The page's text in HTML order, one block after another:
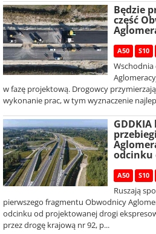
Będzie
część
A50 S10
Wschodnia
w fazę projektową. Drogowcy
wykonanie prac, w tym wyznaczenie
odcinku
A50 S10
Ruszają
pierwszego fragmentu Obwodnicy
odcinku od projektowanej drogi
przez drogę krajową nr 92, p...